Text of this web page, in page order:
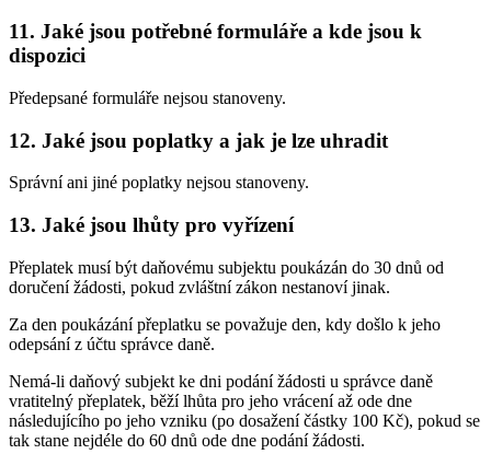
11. Jaké jsou potřebné formuláře a kde jsou k
dispozici
Předepsané formuláře nejsou stanoveny.
12. Jaké jsou poplatky a jak je lze uhradit
Správní ani jiné poplatky nejsou stanoveny.
13. Jaké jsou lhůty pro vyřízení
Přeplatek musí být daňovému subjektu poukázán do 30 dnů od
doručení žádosti, pokud zvláštní zákon nestanoví jinak.
Za den poukázání přeplatku se považuje den, kdy došlo k jeho
odepsání z účtu správce daně.
Nemá-li daňový subjekt ke dni podání žádosti u správce daně
vratitelný přeplatek, běží lhůta pro jeho vrácení až ode dne
následujícího po jeho vzniku (po dosažení částky 100 Kč), pokud se
tak stane nejdéle do 60 dnů ode dne podání žádosti.